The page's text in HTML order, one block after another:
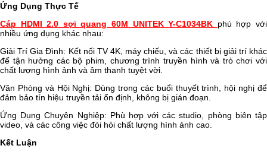
Ứng Dụng Thực Tế
Cáp HDMI 2.0 sợi quang 60M UNITEK Y-C1034BK phù hợp với
nhiều ứng dụng khác nhau:
Giải Trí Gia Đình: Kết nối TV 4K, máy chiếu, và các thiết bị giải trí khác
để tận hưởng các bộ phim, chương trình truyền hình và trò chơi với
chất lượng hình ảnh và âm thanh tuyệt vời.
Văn Phòng và Hội Nghị: Dùng trong các buổi thuyết trình, hội nghị để
đảm bảo tín hiệu truyền tải ổn định, không bị gián đoạn.
Ứng Dụng Chuyên Nghiệp: Phù hợp với các studio, phòng biên tập
video, và các công việc đòi hỏi chất lượng hình ảnh cao.
Kết Luận